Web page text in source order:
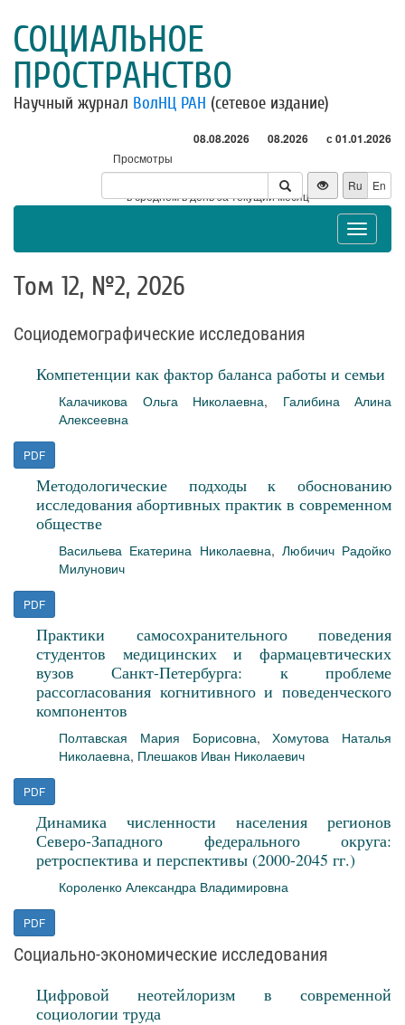
СОЦИАЛЬНОЕ
ПРОСТРАНСТВО
Научный журнал ВолНЦ РАН (сетевое издание)
08.08.2026 08.2026 с 01.01.2026
Просмотры
Посетители
* - в среднем в день за текущий месяц
Ru En
Toggle
Том 12, №2, 2026
Социодемографические исследования
Компетенции как фактор баланса работы и семьи
Калачикова Ольга Николаевна, Галибина Алина
Алексеевна
PDF
Методологические подходы к обоснованию
исследования абортивных практик в современном
обществе
Васильева Екатерина Николаевна, Любичич Радойко
Милунович
PDF
Практики самосохранительного поведения
студентов медицинских и фармацевтических
вузов Санкт-Петербурга: к проблеме
рассогласования когнитивного и поведенческого
компонентов
Полтавская Мария Борисовна,Хомутова Наталья
Николаевна, Плешаков Иван Николаевич
PDF
Динамика численности населения регионов
Северо‑Западного федерального округа:
ретроспектива и перспективы (2000-2045 гг.)
Короленко Александра Владимировна
PDF
Социально-экономические исследования
Цифровой неотейлоризм в современной
социологии труда